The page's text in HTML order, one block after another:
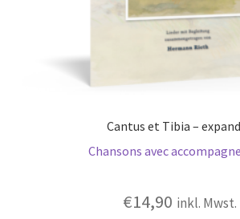
Cantus et Tibia –
Chansons avec
€14,90 inkl. Mwst.